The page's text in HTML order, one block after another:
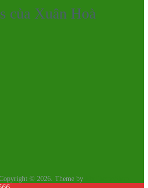
của Xuân Hoà
© 2026. Theme by